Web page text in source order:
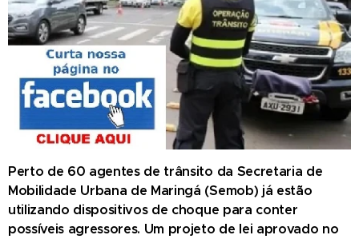
Perto de 60 agentes de trânsito da Secretaria de
Mobilidade Urbana de Maringá (Semob) já estão
utilizando dispositivos de choque para conter
possíveis agressores. Um projeto de lei aprovado no